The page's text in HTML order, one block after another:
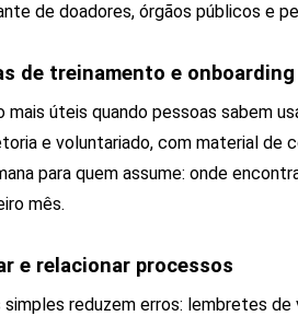
de doadores, órgãos públicos e
de treinamento e onboarding
mais úteis quando pessoas sabem
e voluntariado, com material de
para quem assume: onde
mês.
e relacionar processos
reduzem erros: lembretes